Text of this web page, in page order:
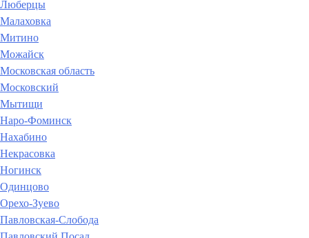
Люберцы
Малаховка
Митино
Можайск
Московская область
Московский
Мытищи
Наро-Фоминск
Нахабино
Некрасовка
Ногинск
Одинцово
Орехо-Зуево
Павловская-Слобода